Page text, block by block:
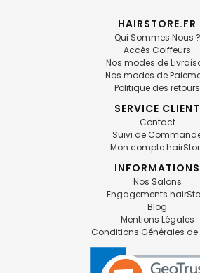
HAIRSTORE.FR
Qui Sommes Nous ?
Accès Coiffeurs
Nos modes de
Nos modes de
Politique des retours
SERVICE CLIENT
Contact
Suivi de
Mon compte
INFORMATIONS
Nos Salons
Engagements
Blog
Mentions Légales
Conditions Générales de